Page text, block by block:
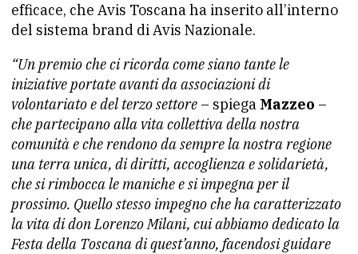
efficace, che Avis Toscana ha inserito all’interno
del sistema brand di Avis Nazionale.
“Un premio che ci ricorda come siano tante le
iniziative portate avanti da associazioni di
volontariato e del terzo settore – spiega Mazzeo –
che partecipano alla vita collettiva della nostra
comunità e che rendono da sempre la nostra regione
una terra unica, di diritti, accoglienza e solidarietà,
che si rimbocca le maniche e si impegna per il
prossimo. Quello stesso impegno che ha caratterizzato
la vita di don Lorenzo Milani, cui abbiamo dedicato la
Festa della Toscana di quest’anno, facendosi guidare